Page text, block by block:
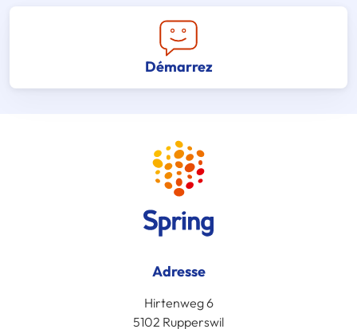
Démarrez
Adresse
Hirtenweg 6
5102 Rupperswil